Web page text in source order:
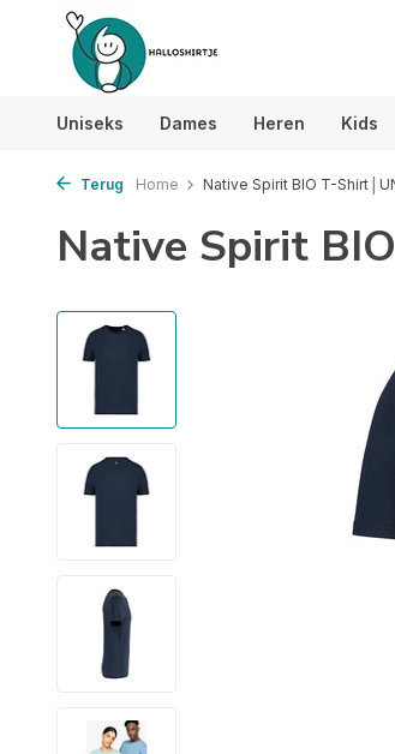
Uniseks Dames Heren Kids
Terug Home Native Spirit BIO T-
Native Spirit